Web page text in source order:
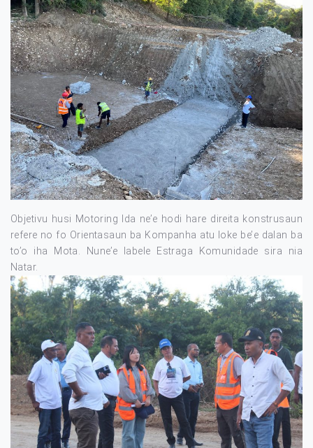
Objetivu husi Motoring Ida ne’e hodi hare direita konstrusaun
refere no fo Orientasaun ba Kompanha atu loke be’e dalan ba
to’o iha Mota. Nune’e labele Estraga Komunidade sira nia
Natar.